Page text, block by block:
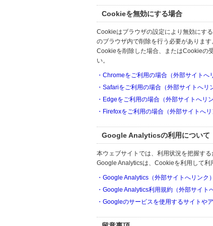
Cookieを無効にする場合
Cookieはブラウザの設定により無効にす
のブラウザ内で削除を行う必要がありま
Cookieを削除した場合、またはCookieの
い。
・Chromeをご利用の場合（外部サイトへ
・Safariをご利用の場合（外部サイトへリ
・Edgeをご利用の場合（外部サイトへリン
・Firefoxをご利用の場合（外部サイトへリ
Google Analyticsの利用について
本ウェブサイトでは、利用状況を把握す
Google Analyticsは、Cookieを利用して利
・Google Analytics（外部サイトへリンク）
・Google Analytics利用規約（外部サイト
・Googleのサービスを使用するサイトや